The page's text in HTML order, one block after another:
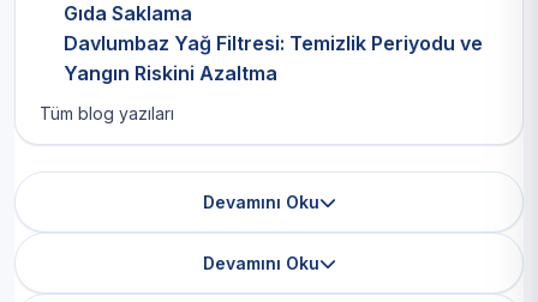
Gıda Saklama
Davlumbaz Yağ Filtresi: Temizlik Periyodu ve
Yangın Riskini Azaltma
Tüm blog yazıları
Devamını Oku
Devamını Oku